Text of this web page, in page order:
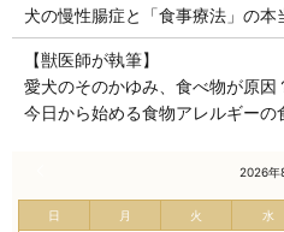
犬の慢性腸症と「食事療法」の本
【獣医師が執筆】
愛犬のそのかゆみ、食べ物が原因
今日から始める食物アレルギーの
2026年
日 月 火 水